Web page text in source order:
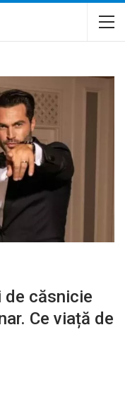
de căsnicie
Ce viață de